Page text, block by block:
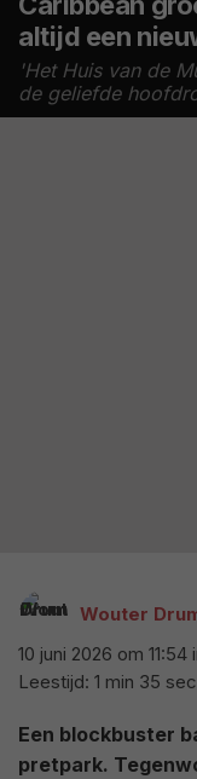
altijd een
'Het Huis van de
de geliefde
Wouter
10 juni 2026 om 11:54
Leestijd: 1 min 35 sec
Een blockbuster
pretpark.